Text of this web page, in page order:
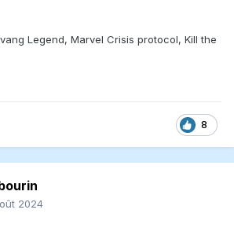
Legend, Marvel Crisis protocol, Kill the
8
2024